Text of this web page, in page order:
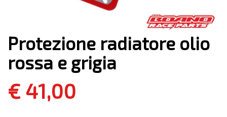
Protezione radiatore olio
rossa e grigia
€ 41,00